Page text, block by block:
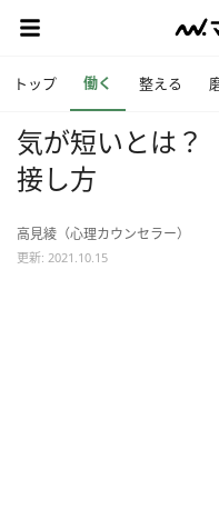
トップ 働く 整える
気が短いとは
接し方
高見綾（心理カウンセラー）
更新: 2021.10.15